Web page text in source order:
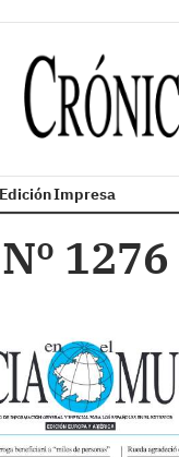
Edición Impresa
Nº 1276